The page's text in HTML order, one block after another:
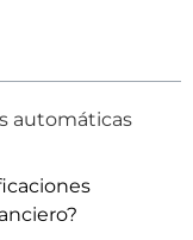
automáticas